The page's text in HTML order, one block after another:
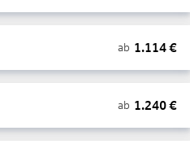
ab 1.114€
ab 1.240€